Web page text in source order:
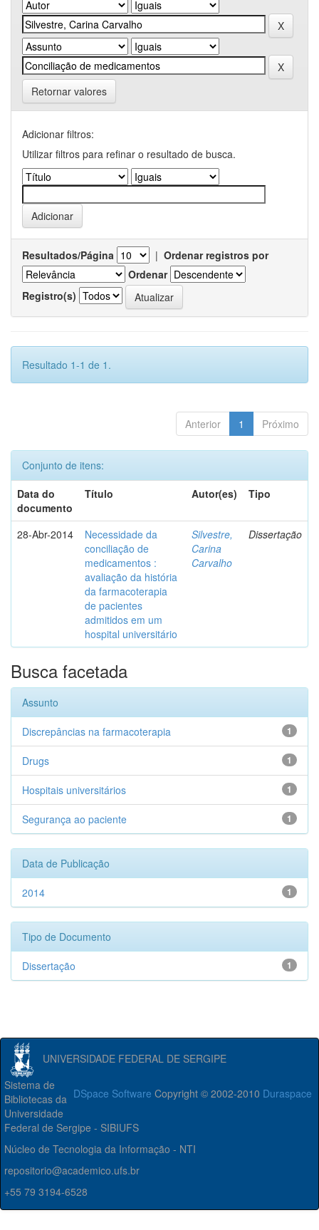
Retornar valores
Adicionar filtros:
Utilizar filtros para refinar o resultado de busca.
Resultados/Página | Ordenar registros por
Ordenar
Registro(s)
Resultado 1-1 de 1.
Anterior 1 Próximo
Conjunto de itens:
Data do
documento
Título Autor(es) Tipo
28-Abr-2014
Necessidade da
conciliação de
medicamentos :
avaliação da história
da farmacoterapia
de pacientes
admitidos em um
hospital universitário
Silvestre,
Carina
Carvalho
Dissertação
Busca facetada
Assunto
1
Discrepâncias na farmacoterapia
1
Drugs
1
Hospitais universitários
1
Segurança ao paciente
Data de Publicação
1
2014
Tipo de Documento
1
Dissertação
UNIVERSIDADE FEDERAL DE SERGIPE
DSpace Software Copyright © 2002-2010 Duraspace
Sistema de
Bibliotecas da
Universidade
Federal de Sergipe - SIBIUFS
Núcleo de Tecnologia da Informação - NTI
repositorio@academico.ufs.br
+55 79 3194-6528